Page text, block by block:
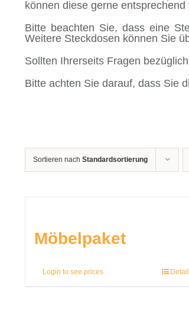
können diese gerne
Bitte beachten Sie, dass eine
Weitere Steckdosen können Sie
Sollten Ihrerseits Fragen
Bitte achten Sie darauf, dass Sie
Sortieren nach Standardsortierung
Möbelpaket
Login to see prices